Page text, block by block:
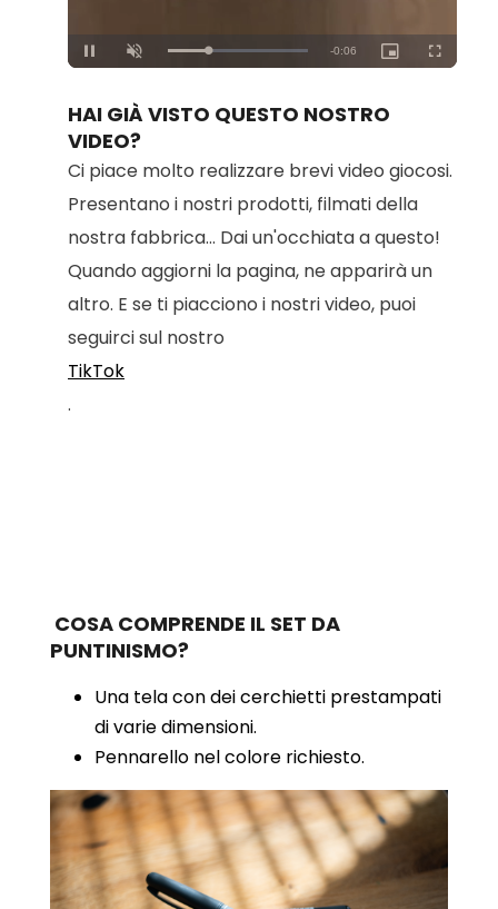
Unmute Loaded:
100.00%
HAI GIÀ VISTO QUESTO NOSTRO
VIDEO?
Ci piace molto realizzare brevi video giocosi.
Presentano i nostri prodotti, filmati della
nostra fabbrica... Dai un'occhiata a questo!
Quando aggiorni la pagina, ne apparirà un
altro. E se ti piacciono i nostri video, puoi
seguirci sul nostro
TikTok
.
COSA COMPRENDE IL SET DA
PUNTINISMO?
Una tela con dei cerchietti prestampati
di varie dimensioni.
Pennarello nel colore richiesto.